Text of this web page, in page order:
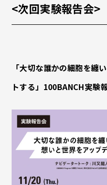
<次回実験報告会>
「大切な誰かの細胞を纏
トする」100BANCH実験